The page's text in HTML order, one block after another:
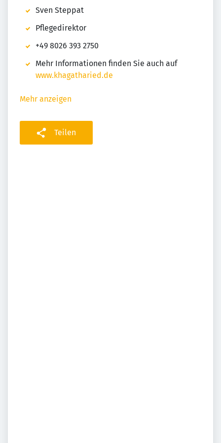
Sven Steppat
Pflegedirektor
+49 8026 393 2750
Mehr Informationen finden Sie auch auf
www.khagatharied.de
Mehr anzeigen
Teilen